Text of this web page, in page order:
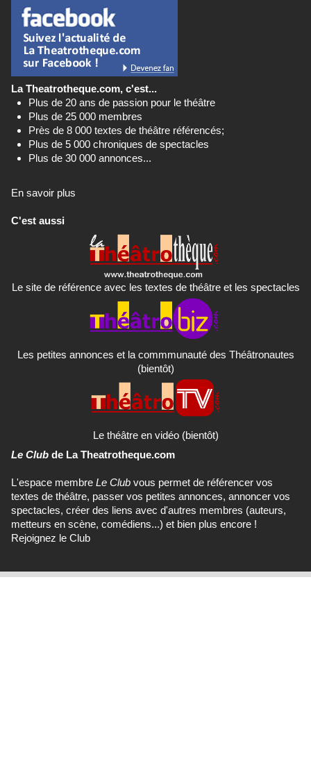
La Theatrotheque.com, c'est...
Plus de 20 ans de passion pour le théâtre
Plus de 25 000 membres
Près de 8 000 textes de théâtre référencés;
Plus de 5 000 chroniques de spectacles
Plus de 30 000 annonces...
En savoir plus
C'est aussi
Le site de référence avec les textes de théâtre et les spectacles
Les petites annonces et la commmunauté des Théâtronautes
(bientôt)
Le théâtre en vidéo (bientôt)
Le Club de La Theatrotheque.com
L'espace membre Le Club vous permet de référencer vos
textes de théâtre, passer vos petites annonces, annoncer vos
spectacles, créer des liens avec d'autres membres (auteurs,
metteurs en scène, comédiens...) et bien plus encore !
Rejoignez le Club